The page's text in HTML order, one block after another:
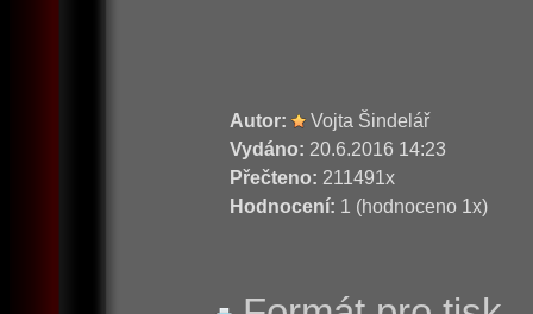
Autor:
Vojta Šindelář
Vydáno: 20.6.2016 14:23
Přečteno: 211491x
Hodnocení: 1 (hodnoceno 1x)